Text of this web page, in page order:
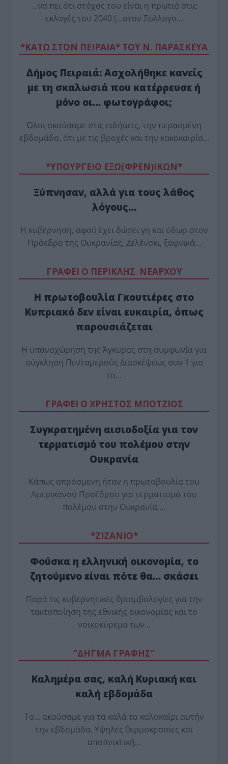
…να πει ότι στόχος του είναι η πρωτιά στις
εκλογές του 2040 (…στον Σύλλογο…
*ΚΑΤΩ ΣΤΟΝ ΠΕΙΡΑΙΑ* ΤΟΥ Ν. ΠΑΡΑΣΚΕΥΑ
Δήμος Πειραιά: Ασχολήθηκε κανείς
με τη σκαλωσιά που κατέρρευσε ή
μόνο οι… φωτογράφοι;
Όλοι ακούσαμε στις ειδήσεις, την περασμένη
εβδομάδα, ότι με τις βροχές και την κακοκαιρία…
*ΥΠΟΥΡΓΕΙΟ ΕΞΩ(ΦΡΕΝ)ΙΚΩΝ*
Ξύπνησαν, αλλά για τους λάθος
λόγους…
Η κυβέρνηση, αφού έχει δώσει γη και ύδωρ στον
Πρόεδρο της Ουκρανίας, Ζελένσκι, ξαφνικά…
ΓΡΑΦΕΙ Ο ΠΕΡΙΚΛΗΣ ΝΕΑΡΧΟΥ
Η πρωτοβουλία Γκουτιέρες στο
Κυπριακό δεν είναι ευκαιρία, όπως
παρουσιάζεται
Η υπαναχώρηση της Άγκυρας στη συμφωνία για
σύγκληση Πενταμερούς Διασκέψεως συν 1 για
το…
ΓΡΑΦΕΙ Ο ΧΡΗΣΤΟΣ ΜΠΟΤΖΙΟΣ
Συγκρατημένη αισιοδοξία για τον
τερματισμό του πολέμου στην
Ουκρανία
Κάπως απρόσμενη ήταν η πρωτοβουλία του
Αμερικανού Προέδρου για τερματισμό του
πολέμου στην Ουκρανία,…
*ZΙΖΑΝΙΟ*
Φούσκα η ελληνική οικονομία, το
ζητούμενο είναι πότε θα… σκάσει
Παρά τις κυβερνητικές θριαμβολογίες για την
τακτοποίηση της εθνικής οικονομίας και το
νοικοκύρεμα των…
“ΔΗΓΜΑ ΓΡΑΦΗΣ”
Καλημέρα σας, καλή Κυριακή και
καλή εβδομάδα
Το… ακούσαμε για τα καλά το καλοκαίρι αυτήν
την εβδομάδα. Υψηλές θερμοκρασίες και
αποπνικτική…